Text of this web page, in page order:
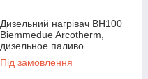
Дизельний нагрівач BH100
Biemmedue Arcotherm,
дизельное паливо
Під замовлення